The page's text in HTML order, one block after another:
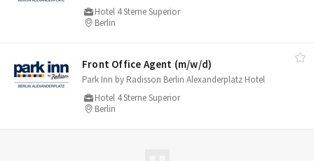
Hotel 4 Sterne Superior
Berlin
Front Office Agent (m/​w/​d)
Park Inn by Radisson Berlin Alexanderplatz Hotel
Hotel 4 Sterne Superior
Berlin